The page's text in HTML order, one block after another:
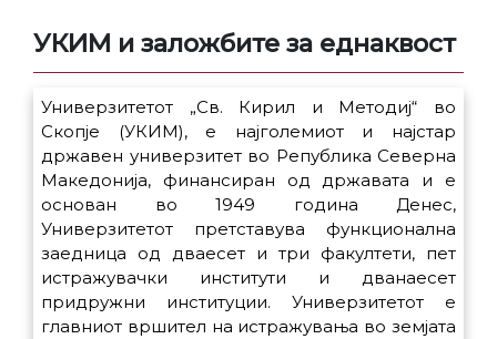
УКИМ и заложбите за еднаквост
Универзитетот „Св. Кирил и Методиј“ во
Скопје (УКИМ), е најголемиот и најстар
државен универзитет во Република Северна
Македонија, финансиран од државата и е
основан во 1949 година Денес,
Универзитетот претставува функционална
заедница од дваесет и три факултети, пет
истражувачки институти и дванаесет
придружни институции. Универзитетот е
главниот вршител на истражувања во земјата